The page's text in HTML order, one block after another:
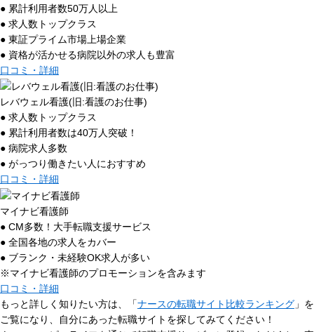
● 累計利用者数50万人以上
● 求人数トップクラス
● 東証プライム市場上場企業
● 資格が活かせる病院以外の求人も豊富
口コミ・詳細
レバウェル看護(旧:看護のお仕事)
● 求人数トップクラス
● 累計利用者数は40万人突破！
● 病院求人多数
● がっつり働きたい人におすすめ
口コミ・詳細
マイナビ看護師
● CM多数！大手転職支援サービス
● 全国各地の求人をカバー
● ブランク・未経験OK求人が多い
※マイナビ看護師のプロモーションを含みます
口コミ・詳細
もっと詳しく知りたい方は、「ナースの転職サイト比較ランキング 」を
ご覧になり、自分にあった転職サイトを探してみてください！